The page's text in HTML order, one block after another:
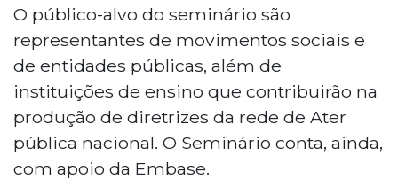
O público-alvo do seminário são
representantes de movimentos sociais e
de entidades públicas, além de
instituições de ensino que contribuirão na
produção de diretrizes da rede de Ater
pública nacional. O Seminário conta, ainda,
com apoio da Embase.